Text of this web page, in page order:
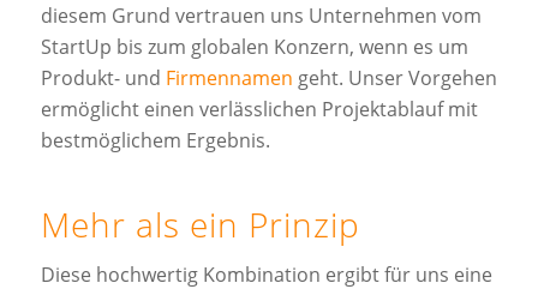
diesem Grund vertrauen uns Unternehmen vom
StartUp bis zum globalen Konzern, wenn es um
Produkt- und Firmennamen geht. Unser Vorgehen
ermöglicht einen verlässlichen Projektablauf mit
bestmöglichem Ergebnis.
Mehr als ein Prinzip
Diese hochwertig Kombination ergibt für uns eine